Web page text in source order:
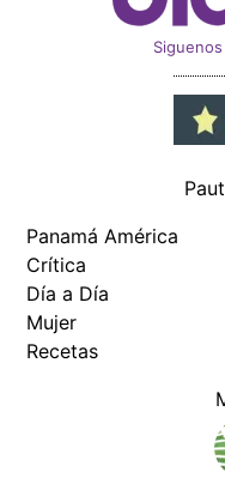
Panamá América
Crítica
Día a Día
Mujer
Recetas